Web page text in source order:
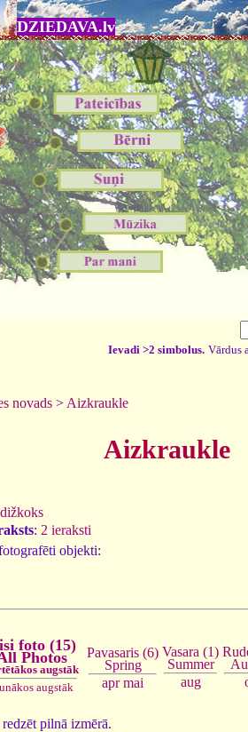
DZIEDAVA.lv
Ievadi >2 simbolus. Vārdus
novads > Aizkraukle
Aizkraukle
: 2 ieraksti
objekti:
foto (15)
Photos
augstāk
augstāk
Pavasaris (6)
Spring
apr mai
Vasara (1)
Summer
aug
pilnā izmērā.